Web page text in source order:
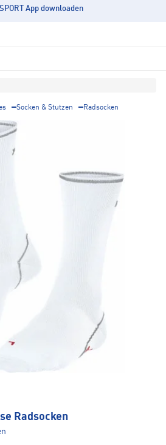
App downloaden
Socken & Stutzen Radsocken
Radsocken